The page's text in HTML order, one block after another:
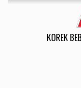
KOREK